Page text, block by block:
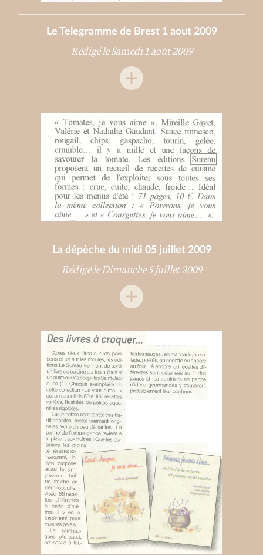
Le Telegramme de Brest 1 aout 2009
Rédigé le Samedi 1 août 2009
La dépèche du midi 05 juillet 2009
Rédigé le Dimanche 5 juillet 2009